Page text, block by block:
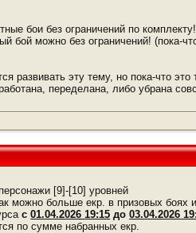
бои без ограничений по
бой можно без ограничений! (пока-
развивать эту тему, но пока-что это
переделана, либо убрана
[9]-[10] уровней
можно больше екр. в призовых боях
с01.04.2026 19:15 до03.04.2026
по сумме набранных екр.